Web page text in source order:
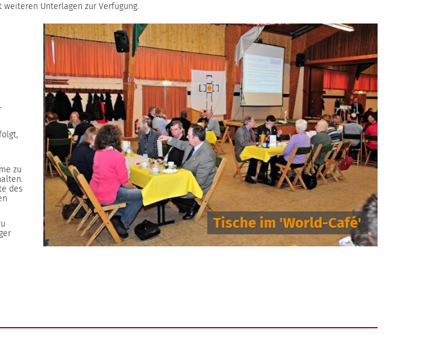
Unterlagen zur Verfügung.
zu
des
Tische im 'World-Café'